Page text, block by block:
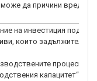
да причини вреда на
на инвестиция
които задължително
процеси; И
капацитет“ и/